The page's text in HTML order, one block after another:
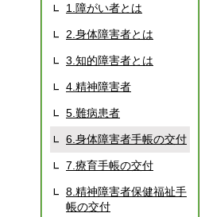
1.障がい者とは
2.身体障害者とは
3.知的障害者とは
4.精神障害者
5.難病患者
6.身体障害者手帳の交付
7.療育手帳の交付
8.精神障害者保健福祉手
帳の交付